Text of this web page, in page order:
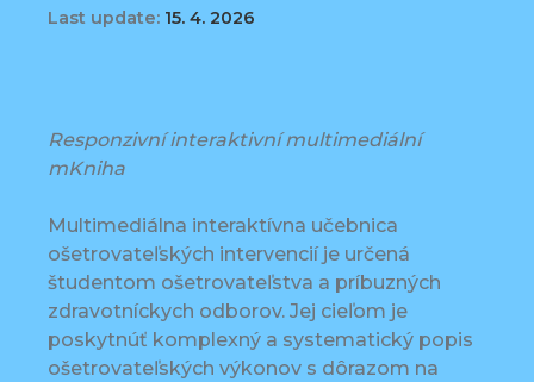
Last update: 15. 4. 2026
Responzivní interaktivní multimediální
mKniha
Multimediálna interaktívna učebnica
ošetrovateľských intervencií je určená
študentom ošetrovateľstva a príbuzných
zdravotníckych odborov. Jej cieľom je
poskytnúť komplexný a systematický popis
ošetrovateľských výkonov s dôrazom na